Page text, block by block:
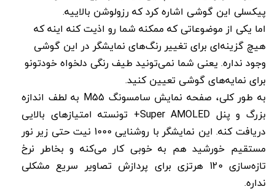
پیکسلی این گوشی اشاره کرد که رزولوشن بالاییه.
اما یکی از موضوعاتی که ممکنه شما رو اذیت کنه اینه که
هیچ گزینه‌ای برای تغییر رنگ‌های نمایشگر در این گوشی
وجود نداره. یعنی شما نمی‌تونید طیف رنگی دلخواه خودتونو
برای نمایه‌های گوشی تعیین کنید.
به طور کلی، صفحه نمایش سامسونگ M55 به لطف اندازه
بزرگ و پنل Super AMOLED+ تونسته امتیازهای بالایی
دریافت کنه. این نمایشگر با روشنایی 1000 نیت حتی زیر نور
مستقیم خورشید هم به خوبی کار می‌کنه و بخاطر نرخ
تازه‌سازی 120 هرتزی برای پردازش تصاویر سریع مشکلی
نداره.